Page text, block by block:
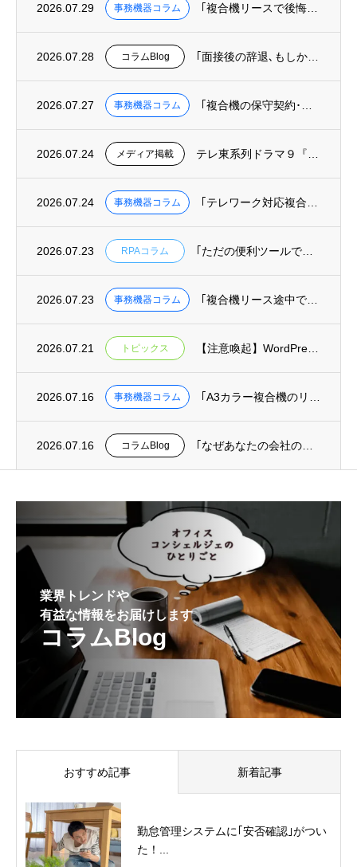
2026.07.29 事務機器コラム
2026.07.28 コラムBlog
2026.07.27 事務機器コラム
2026.07.24 メディア掲載
2026.07.24 事務機器コラム
2026.07.23 RPAコラム
2026.07.23 事務機器コラム
2026.07.21 トピックス
2026.07.16 事務機器コラム
2026.07.16 コラムBlog
業界トレンドや
有益な情報をお届けします
コラムBlog
おすすめ記事 新着記事
勤怠管理システムに｢安否確認｣がつい
た！...